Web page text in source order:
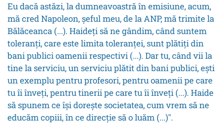
Eu dacă astăzi, la dumneavoastră în emisiune, acum,
mă cred Napoleon, șeful meu, de la ANP, mă trimite la
Bălăceanca (...). Haideți să ne gândim, când suntem
toleranți, care este limita toleranței, sunt plătiți din
bani publici oamenii respectivi (...). Dar tu, când vii la
tine la serviciu, un serviciu plătit din bani publici, ești
un exemplu pentru profesori, pentru oamenii pe care
tu îi înveți, pentru tinerii pe care tu îi înveți (...). Haide
să spunem ce își dorește societatea, cum vrem să ne
educăm copiii, în ce direcție să o luăm (...)".